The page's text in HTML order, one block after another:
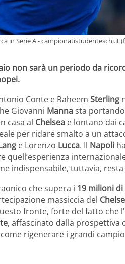
in Serie A - campionatistudenteschi.it
non sarà un periodo da
Conte e Raheem Sterling
Giovanni Mannasta
casa al Chelsea e lontano dai
per ridare smalto a un
e Lorenzo Lucca. Il Napoli
quell’esperienza
indispensabile, tuttavia,
che supera i 19 milioni
massiccia del
fronte, forte del fatto che
, affascinato dalla prospettiva
rigenerare i grandi